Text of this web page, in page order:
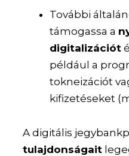
További
támogassa a
digitalizációt
például a
tokneizációt
kifizetéseket
A digitális
tulajdonságait